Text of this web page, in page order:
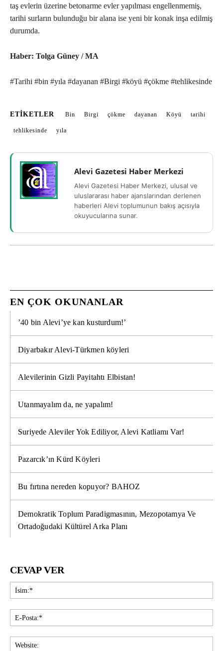
taş evlerin üzerine betonarme evler yapılması engellenmemiş,
tarihi surların bulunduğu bir alana ise yeni bir konak inşa edilmiş
durumda.
Haber: Tolga Güney / MA
#Tarihi #bin #yıla #dayanan #Birgi #köyü #çökme #tehlikesinde
ETIKETLER Bin Birgi çökme dayanan Köyü tarihi
tehlikesinde yıla
Alevi Gazetesi Haber Merkezi
Alevi Gazetesi Haber Merkezi, ulusal ve
uluslararası haber ajanslarından derlenen
haberleri Alevi toplumunun bakış açısıyla
okuyucularına sunar.
EN ÇOK OKUNANLAR
’40 bin Alevi’ye kan kusturdum!’
Diyarbakır Alevi-Türkmen köyleri
Alevilerinin Gizli Payitahtı Elbistan!
Utanmayalım da, ne yapalım!
Suriyede Aleviler Yok Ediliyor, Alevi Katliamı Var!
Pazarcık’ın Kürd Köyleri
Bu fırtına nereden kopuyor? BAHOZ
Demokratik Toplum Paradigmasının, Mezopotamya Ve
Ortadoğudaki Kültürel Arka Planı
CEVAP VER